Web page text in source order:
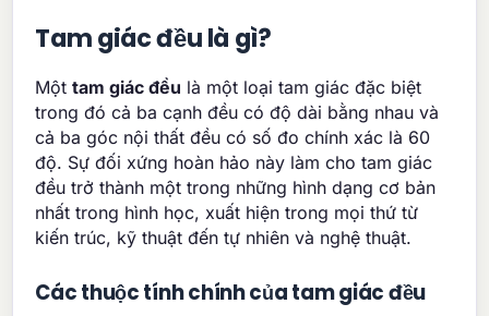
Tam giác đều là gì?
Mộttam giác đều là một loại tam giác đặc biệt
trong đó cả ba cạnh đều có độ dài bằng nhau và
cả ba góc nội thất đều có số đo chính xác là 60
độ. Sự đối xứng hoàn hảo này làm cho tam giác
đều trở thành một trong những hình dạng cơ bản
nhất trong hình học, xuất hiện trong mọi thứ từ
kiến trúc, kỹ thuật đến tự nhiên và nghệ thuật.
Các thuộc tính chính của tam giác đều